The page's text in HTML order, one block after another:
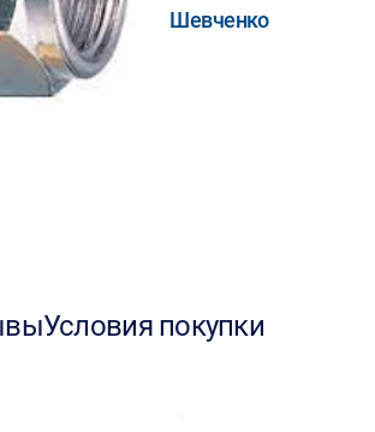
Шевченко
Условия покупки